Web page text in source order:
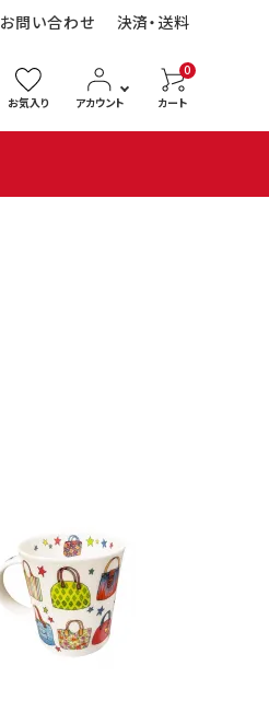
お問い合わせ 決済・送料
お気入り アカウント
0
カート